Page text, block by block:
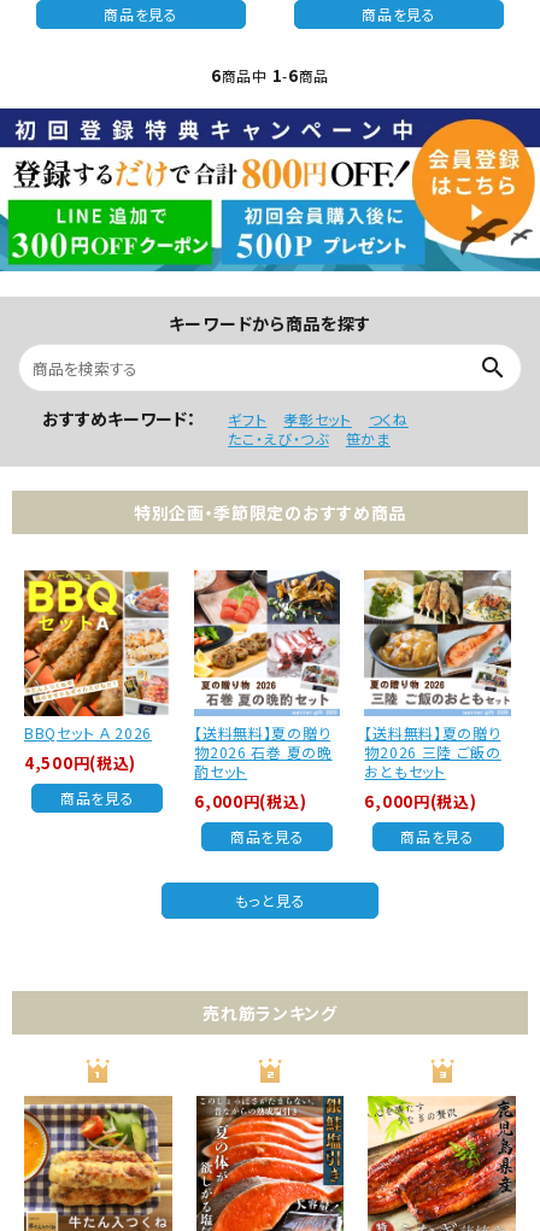
商品を見る 商品を見る
6商品中 1-6商品
キーワードから商品を探す
search
おすすめキーワード： ギフト 孝彰セット
つくね
たこ・えび・つぶ
笹かま
特別企画・季節限定のおすすめ商品
BBQセット Ａ 2026
4,500円(税込)
商品を見る
【送料無料】夏の贈り
物2026 石巻 夏の晩
酌セット
6,000円(税込)
商品を見る
【送料無料】夏の贈り
物2026 三陸 ご飯の
おともセット
6,000円(税込)
商品を見る
もっと見る
売れ筋ランキング